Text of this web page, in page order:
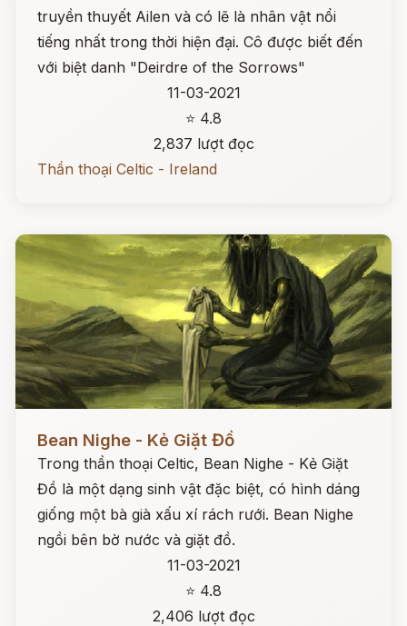
truyền thuyết Ailen và có lẽ là nhân vật nổi
tiếng nhất trong thời hiện đại. Cô được biết đến
với biệt danh "Deirdre of the Sorrows"
11-03-2021
⭐ 4.8
2,837 lượt đọc
Thần thoại Celtic - Ireland
Bean Nighe - Kẻ Giặt Đồ
Trong thần thoại Celtic, Bean Nighe - Kẻ Giặt
Đồ là một dạng sinh vật đặc biệt, có hình dáng
giống một bà già xấu xí rách rưới. Bean Nighe
ngồi bên bờ nước và giặt đồ.
11-03-2021
⭐ 4.8
2,406 lượt đọc